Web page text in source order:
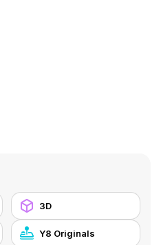
3D
Y8 Originals